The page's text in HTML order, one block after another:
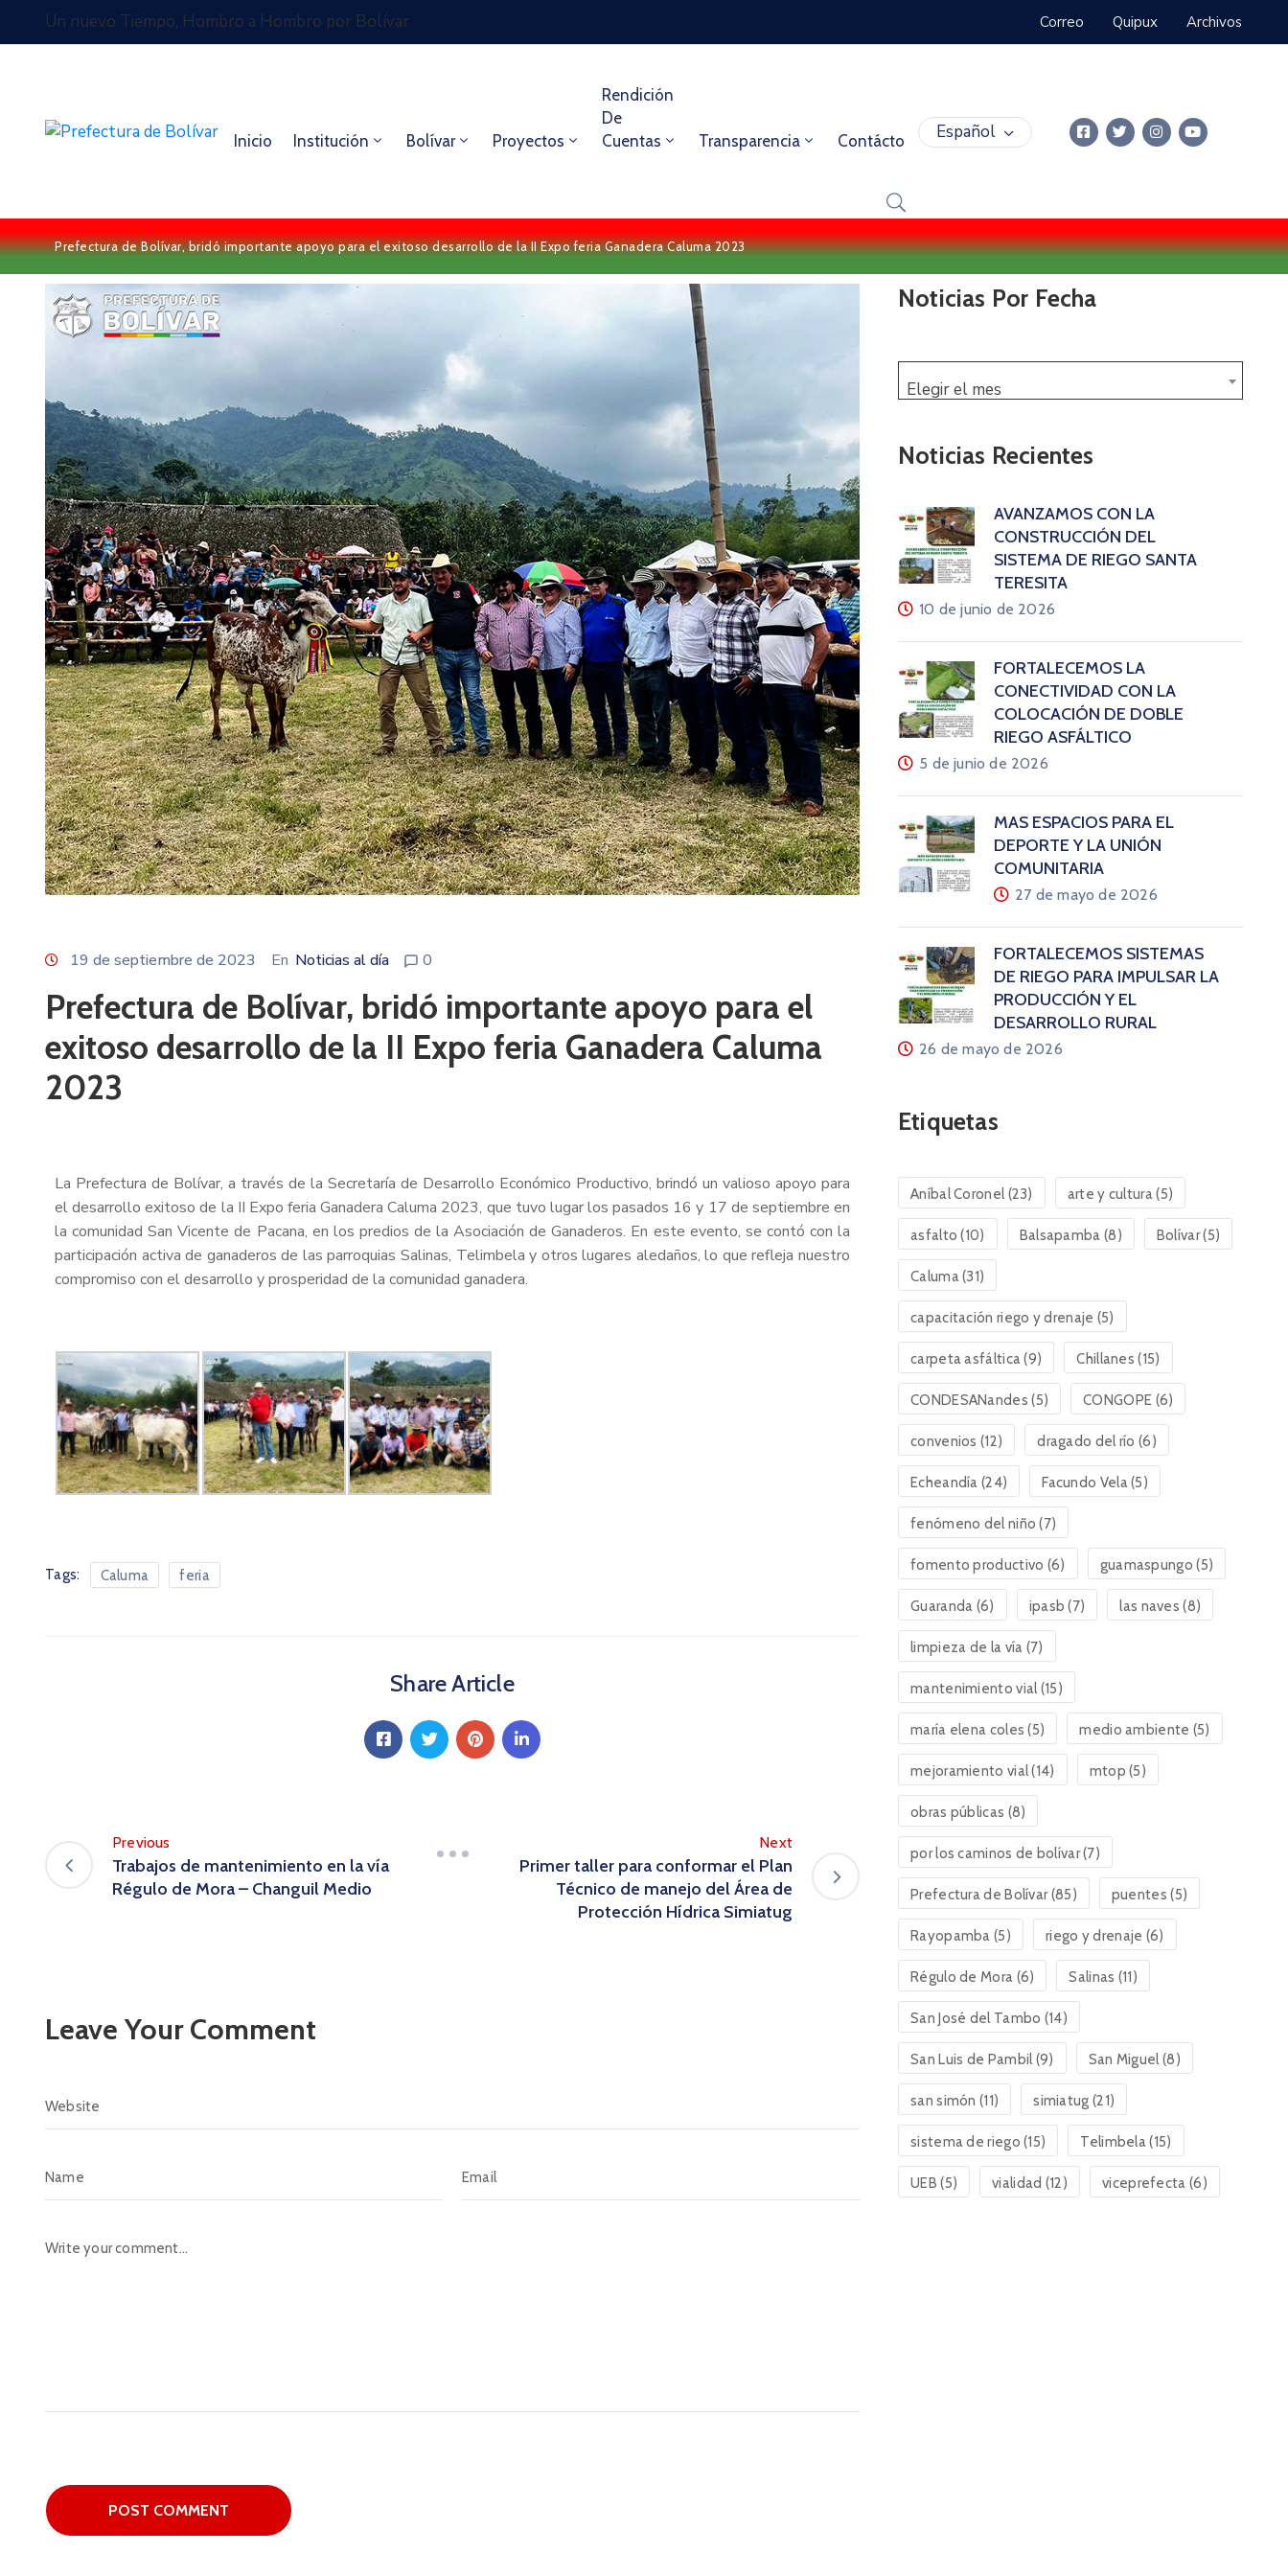
Un nuevo Tiempo, Hombro a Hombro por Bolívar Correo Quipux Archivos
Inicio Institución Bolívar Proyectos
Rendición
De
Cuentas
Transparencia Contácto Español
Prefectura de Bolívar, bridó importante apoyo para el exitoso desarrollo de la II Expo feria Ganadera Caluma 2023
19 de septiembre de 2023 En Noticias al día 0
Prefectura de Bolívar, bridó importante apoyo para el
exitoso desarrollo de la II Expo feria Ganadera Caluma
2023
La Prefectura de Bolívar, a través de la Secretaría de Desarrollo Económico Productivo, brindó un valioso apoyo para
el desarrollo exitoso de la II Expo feria Ganadera Caluma 2023, que tuvo lugar los pasados 16 y 17 de septiembre en
la comunidad San Vicente de Pacana, en los predios de la Asociación de Ganaderos. En este evento, se contó con la
participación activa de ganaderos de las parroquias Salinas, Telimbela y otros lugares aledaños, lo que refleja nuestro
compromiso con el desarrollo y prosperidad de la comunidad ganadera.
Tags: Caluma feria
Share Article
Previous
Trabajos de mantenimiento en la vía
Régulo de Mora – Changuil Medio
Next
Primer taller para conformar el Plan
Técnico de manejo del Área de
Protección Hídrica Simiatug
Leave Your Comment
Noticias Por Fecha
Elegir el mes
Noticias Recientes
AVANZAMOS CON LA
CONSTRUCCIÓN DEL
SISTEMA DE RIEGO SANTA
TERESITA
10 de junio de 2026
FORTALECEMOS LA
CONECTIVIDAD CON LA
COLOCACIÓN DE DOBLE
RIEGO ASFÁLTICO
5 de junio de 2026
MÁS ESPACIOS PARA EL
DEPORTE Y LA UNIÓN
COMUNITARIA
27 de mayo de 2026
FORTALECEMOS SISTEMAS
DE RIEGO PARA IMPULSAR LA
PRODUCCIÓN Y EL
DESARROLLO RURAL
26 de mayo de 2026
Etiquetas
Aníbal Coronel(23) arte y cultura(5)
asfalto (10) Balsapamba (8) Bolívar(5)
Caluma(31)
capacitación riego y drenaje (5)
carpeta asfáltica(9) Chillanes (15)
CONDESANandes (5) CONGOPE (6)
convenios (12) dragado del río (6)
Echeandía (24) Facundo Vela(5)
fenómeno del niño (7)
fomento productivo (6) guamaspungo (5)
Guaranda (6) ipasb (7) las naves (8)
limpieza de la vía (7)
mantenimiento vial(15)
maría elena coles (5) medio ambiente (5)
mejoramiento vial(14) mtop (5)
obras públicas (8)
por los caminos de bolívar(7)
Prefectura de Bolívar(85) puentes (5)
Rayopamba (5) riego y drenaje (6)
Régulo de Mora (6) Salinas (11)
San José del Tambo (14)
San Luis de Pambil(9) San Miguel(8)
san simón (11) simiatug (21)
sistema de riego (15) Telimbela(15)
UEB (5) vialidad (12) viceprefecta (6)